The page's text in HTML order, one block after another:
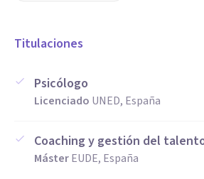
Titulaciones
Psicólogo
Licenciado UNED, España
Coaching y gestión del
MásterEUDE, España